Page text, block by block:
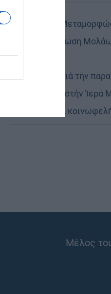
Η εορτή της
σε Μεταμόρφωση
Εὐχαριστίες γιά τήν
στρατοπέδου στήν Ἱερά
Καστορίας γιά
Μέλος